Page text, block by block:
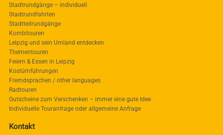
Stadtrundgänge – individuell
Stadtrundfahrten
Stadtteilrundgänge
Kombitouren
Leipzig und sein Umland entdecken
Thementouren
Feiern & Essen in Leipzig
Kostümführungen
Fremdsprachen / other languages
Radtouren
Gutscheine zum Verschenken – immer eine gute Idee
Individuelle Touranfrage oder allgemeine Anfrage
Kontakt